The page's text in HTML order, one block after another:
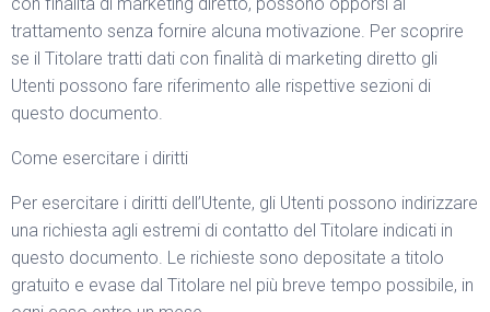
trattamento senza fornire alcuna motivazione. Per scoprire
se il Titolare tratti dati con finalità di marketing diretto gli
Utenti possono fare riferimento alle rispettive sezioni di
questo documento.
Come esercitare i diritti
Per esercitare i diritti dell’Utente, gli Utenti possono indirizzare
una richiesta agli estremi di contatto del Titolare indicati in
questo documento. Le richieste sono depositate a titolo
gratuito e evase dal Titolare nel più breve tempo possibile, in